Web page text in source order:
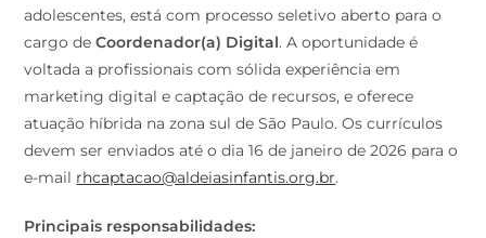
adolescentes, está com processo seletivo aberto para o
cargo deCoordenador(a) Digital. A oportunidade é
voltada a profissionais com sólida experiência em
marketing digital e captação de recursos, e oferece
atuação híbrida na zona sul de São Paulo. Os currículos
devem ser enviados até o dia 16 de janeiro de 2026 para o
e-mail rhcaptacao@aldeiasinfantis.org.br.
Principais responsabilidades: